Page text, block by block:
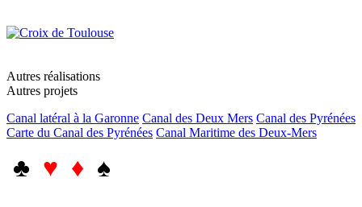
Autres réalisations
Autres projets
Canal latéral à la Garonne Canal des Deux Mers Canal des Pyrénées
Carte du Canal des Pyrénées Canal Maritime des Deux-Mers
♣ ♥ ♦ ♠